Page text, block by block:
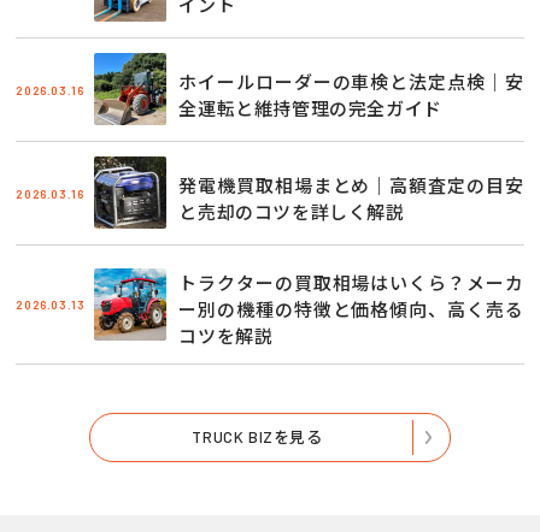
2026.03.16
ホイールローダーの車検と法定点検｜安
全運転と維持管理の完全ガイド
2026.03.16
発電機買取相場まとめ｜高額査定の目安
と売却のコツを詳しく解説
2026.03.13
トラクターの買取相場はいくら？メーカ
ー別の機種の特徴と価格傾向、高く売る
コツを解説
TRUCK BIZを見る